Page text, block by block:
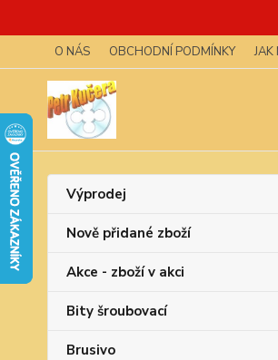
O NÁS OBCHODNÍ PODMÍNKY JAK
Výprodej
Nově přidané zboží
Akce - zboží v akci
Bity šroubovací
Brusivo